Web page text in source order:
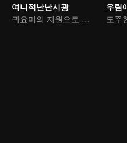
여니적난난시광
귀요미의 지원으로 가짜 부부에서 진짜 로맨스로
우림